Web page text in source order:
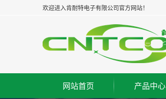
欢迎进入肯耐特电子有限公司官方网站！
网站首页
产品中心